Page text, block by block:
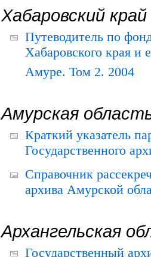
Хабаровский край
Путеводитель по
Хабаровского края и
Амуре. Том 2. 2004
Амурская
Краткий указатель
Государственного
Справочник
архива Амурской
Архангельская
Государственный